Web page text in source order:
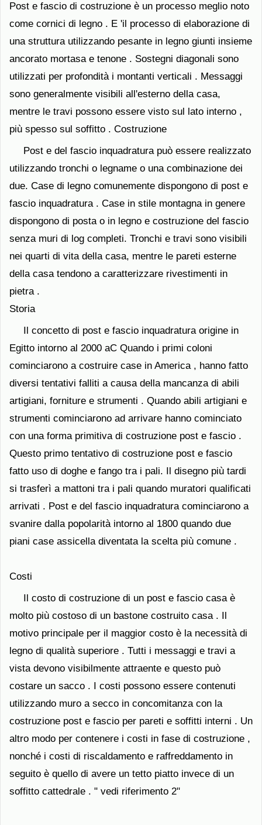
Post e fascio di costruzione è un processo meglio noto
come cornici di legno . E 'il processo di elaborazione di
una struttura utilizzando pesante in legno giunti insieme
ancorato mortasa e tenone . Sostegni diagonali sono
utilizzati per profondità i montanti verticali . Messaggi
sono generalmente visibili all'esterno della casa,
mentre le travi possono essere visto sul lato interno ,
più spesso sul soffitto . Costruzione
Post e del fascio inquadratura può essere realizzato
utilizzando tronchi o legname o una combinazione dei
due. Case di legno comunemente dispongono di post e
fascio inquadratura . Case in stile montagna in genere
dispongono di posta o in legno e costruzione del fascio
senza muri di log completi. Tronchi e travi sono visibili
nei quarti di vita della casa, mentre le pareti esterne
della casa tendono a caratterizzare rivestimenti in
pietra .
Storia
Il concetto di post e fascio inquadratura origine in
Egitto intorno al 2000 aC Quando i primi coloni
cominciarono a costruire case in America , hanno fatto
diversi tentativi falliti a causa della mancanza di abili
artigiani, forniture e strumenti . Quando abili artigiani e
strumenti cominciarono ad arrivare hanno cominciato
con una forma primitiva di costruzione post e fascio .
Questo primo tentativo di costruzione post e fascio
fatto uso di doghe e fango tra i pali. Il disegno più tardi
si trasferì a mattoni tra i pali quando muratori qualificati
arrivati ​​. Post e del fascio inquadratura cominciarono a
svanire dalla popolarità intorno al 1800 quando due
piani case assicella diventata la scelta più comune .
Costi
Il costo di costruzione di un post e fascio casa è
molto più costoso di un bastone costruito casa . Il
motivo principale per il maggior costo è la necessità di
legno di qualità superiore . Tutti i messaggi e travi a
vista devono visibilmente attraente e questo può
costare un sacco . I costi possono essere contenuti
utilizzando muro a secco in concomitanza con la
costruzione post e fascio per pareti e soffitti interni . Un
altro modo per contenere i costi in fase di costruzione ,
nonché i costi di riscaldamento e raffreddamento in
seguito è quello di avere un tetto piatto invece di un
soffitto cattedrale . " vedi riferimento 2"